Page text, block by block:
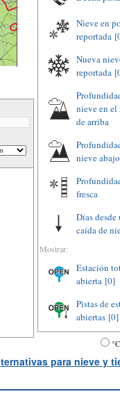
Nieve en
reportada
Nueva
reportada
nieve en el
de arriba
nieve abajo
fresca
Días
caída de
Mostrar:
Estación
abierta [0]
Pistas de
abiertas [0]
°C
para nieve y